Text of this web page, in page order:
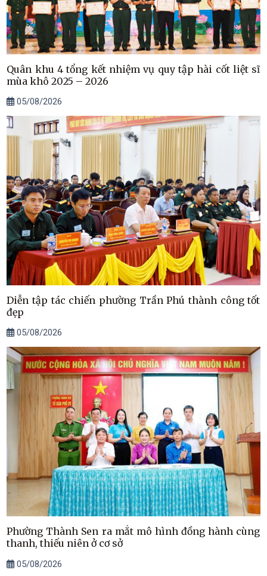
Quân khu 4 tổng kết nhiệm vụ quy tập hài cốt liệt sĩ
mùa khô 2025 – 2026
05/08/2026
Diễn tập tác chiến phường Trần Phú thành công tốt
đẹp
05/08/2026
Phường Thành Sen ra mắt mô hình đồng hành cùng
thanh, thiếu niên ở cơ sở
05/08/2026